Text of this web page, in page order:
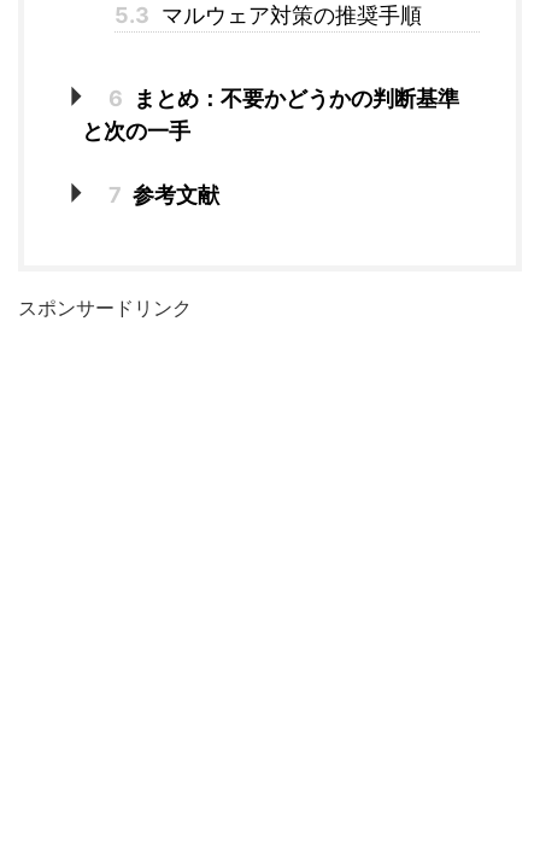
5.3 マルウェア対策の推奨手順
6
まとめ：不要かどうかの判断基準
と次の一手
7 参考文献
スポンサードリンク